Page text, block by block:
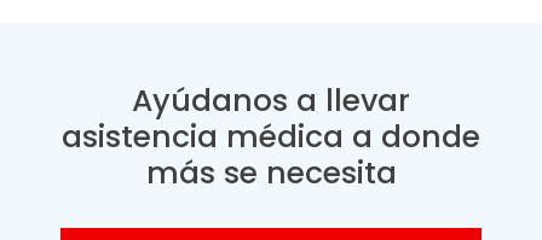
Ayúdanos a llevar
asistencia médica a donde
más se necesita